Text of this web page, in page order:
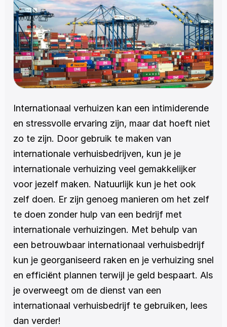
Internationaal verhuizen kan een intimiderende
en stressvolle ervaring zijn, maar dat hoeft niet
zo te zijn. Door gebruik te maken van
internationale verhuisbedrijven, kun je je
internationale verhuizing veel gemakkelijker
voor jezelf maken. Natuurlijk kun je het ook
zelf doen. Er zijn genoeg manieren om het zelf
te doen zonder hulp van een bedrijf met
internationale verhuizingen. Met behulp van
een betrouwbaar internationaal verhuisbedrijf
kun je georganiseerd raken en je verhuizing snel
en efficiënt plannen terwijl je geld bespaart. Als
je overweegt om de dienst van een
internationaal verhuisbedrijf te gebruiken, lees
dan verder!